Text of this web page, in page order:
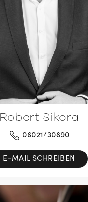
Robert Sikora
06021/30890
E-MAIL SCHREIBEN